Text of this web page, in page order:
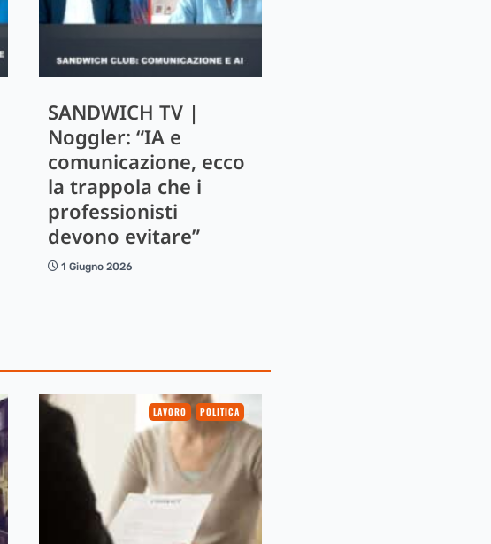
SANDWICH TV |
Noggler: “IA e
comunicazione, ecco
la trappola che i
professionisti
devono evitare”
1 Giugno 2026
LAVORO POLITICA